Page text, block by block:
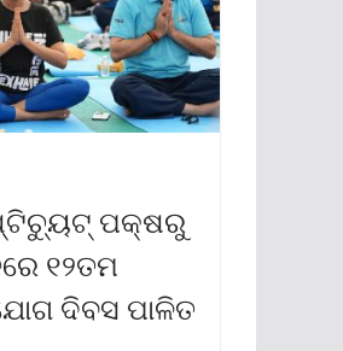
ପକ୍ଷରୁ
୧୨ତମ
ଦିବସ ପାଳିତ